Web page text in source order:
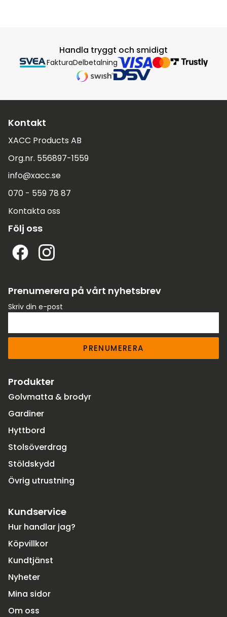
Handla tryggt och smidigt
FakturaDelbetalning
Kontakt
XACC Products AB
Org.nr. 556897-1559
info@xacc.se
070 - 559 78 87
Kontakta oss
Följ oss
Prenumerera på vårt nyhetsbrev
Skriv din e-post
PRENUMERERA
Produkter
Golvmatta & brodyr
Gardiner
Hyttbord
Stolsöverdrag
Stöldskydd
Övrig utrustning
Kundservice
Hur handlar jag?
Köpvillkor
Kundtjänst
Nyheter
Mina sidor
Om oss